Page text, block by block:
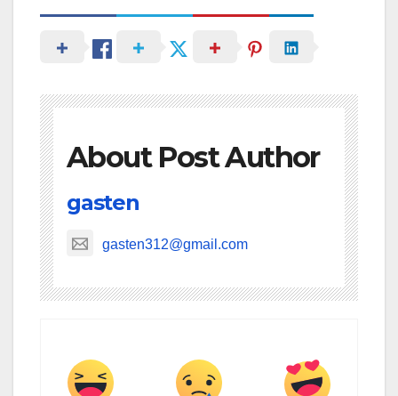
About Post Author
gasten
gasten312@gmail.com